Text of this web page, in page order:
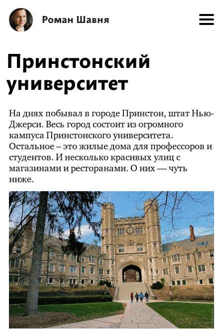
Роман Шавня
Принстонский
университет
На днях побывал в городе Принстон, штат Нью-
Джерси. Весь город состоит из огромного
кампуса Принстонского университета.
Остальное – это жилые дома для профессоров и
студентов. И несколько красивых улиц с
магазинами и ресторанами. О них — чуть
ниже.